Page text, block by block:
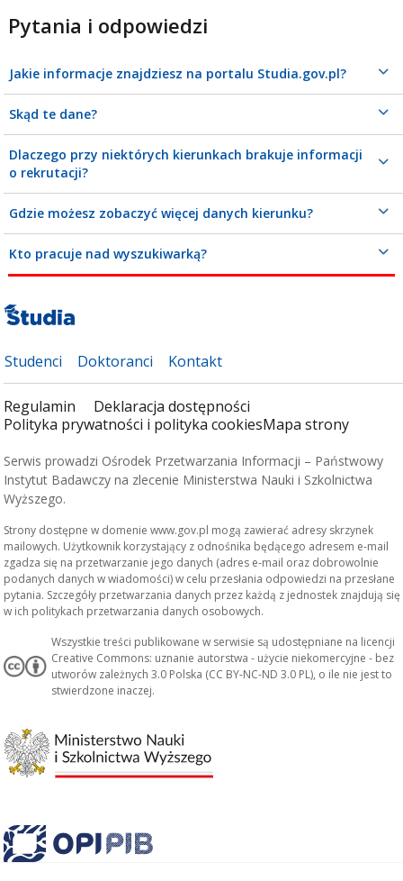
Pytania i odpowiedzi
Jakie informacje znajdziesz na portalu Studia.gov.pl?
Skąd te dane?
Dlaczego przy niektórych kierunkach brakuje informacji
o rekrutacji?
Gdzie możesz zobaczyć więcej danych kierunku?
Kto pracuje nad wyszukiwarką?
Studenci Doktoranci Kontakt
Regulamin
Deklaracja dostępności
Polityka prywatności i polityka cookiesMapa strony
Serwis prowadzi Ośrodek Przetwarzania Informacji – Państwowy
Instytut Badawczy na zlecenie Ministerstwa Nauki i Szkolnictwa
Wyższego.
Strony dostępne w domenie www.gov.pl mogą zawierać adresy skrzynek
mailowych. Użytkownik korzystający z odnośnika będącego adresem e-mail
zgadza się na przetwarzanie jego danych (adres e-mail oraz dobrowolnie
podanych danych w wiadomości) w celu przesłania odpowiedzi na przesłane
pytania. Szczegóły przetwarzania danych przez każdą z jednostek znajdują się
w ich politykach przetwarzania danych osobowych.
Wszystkie treści publikowane w serwisie są udostępniane na licencji
Creative Commons: uznanie autorstwa - użycie niekomercyjne - bez
utworów zależnych 3.0 Polska (CC BY-NC-ND 3.0 PL), o ile nie jest to
stwierdzone inaczej.